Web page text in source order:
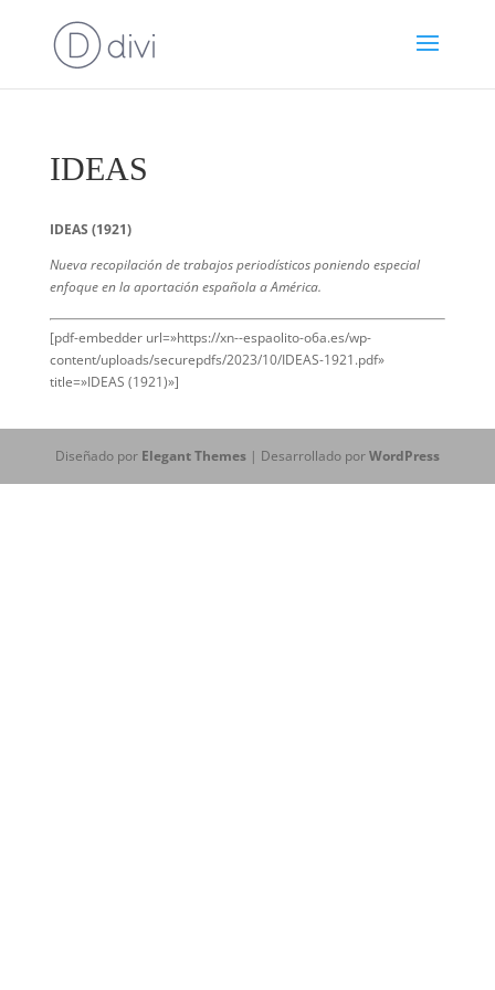
IDEAS
IDEAS (1921)
Nueva recopilación de trabajos periodísticos poniendo especial
enfoque en la aportación española a América.
[pdf-embedder url=»https://xn--espaolito-o6a.es/wp-
content/uploads/securepdfs/2023/10/IDEAS-1921.pdf»
title=»IDEAS (1921)»]
Diseñado por Elegant Themes| Desarrollado porWordPress